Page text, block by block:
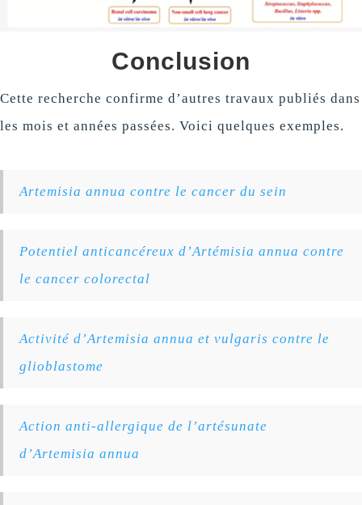
Conclusion
Cette recherche confirme d’autres travaux publiés dans
les mois et années passées. Voici quelques exemples.
Artemisia annua contre le cancer du sein
Potentiel anticancéreux d’Artémisia annua contre
le cancer colorectal
Activité d’Artemisia annua et vulgaris contre le
glioblastome
Action anti-allergique de l’artésunate
d’Artemisia annua